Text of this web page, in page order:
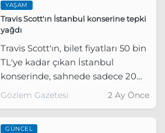
ücretsiz konserleri ve sergiler,
İzmirli sanatseverlere yaz enerjisi
yaşatacak.
YAŞAM
Travis Scott'ın İstanbul konserine tepki
yağdı
Travis Scott'ın, bilet fiyatları 50 bin
TL'ye kadar çıkan İstanbul
konserinde, sahnede sadece 20
dakika kalması büyük tepki çekti.
Gözlem Gazetesi 2 Ay Önce
GÜNCEL